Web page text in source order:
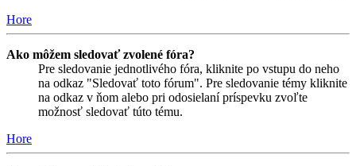
Hore
Ako môžem sledovať zvolené fóra?
Pre sledovanie jednotlivého fóra, kliknite po vstupu do neho
na odkaz "Sledovať toto fórum". Pre sledovanie témy kliknite
na odkaz v ňom alebo pri odosielaní príspevku zvoľte
možnosť sledovať túto tému.
Hore